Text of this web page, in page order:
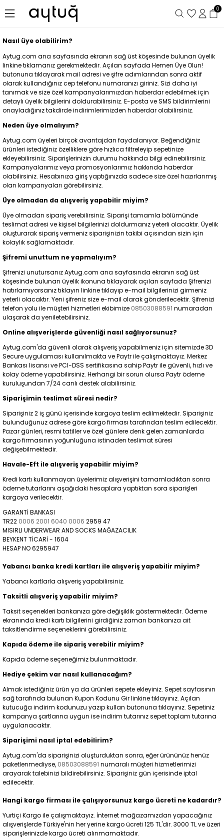
0
Nasıl üye olabilirim?
Aytug.com ana sayfasında ekranın sağ üst köşesinde bulunan üyelik
linkine tıklamanız gerekmektedir. Açılan sayfada Hemen Üye Olun!
butonuna tıklayarak mail adresi ve şifre adımlarından sonra aktif
olarak kullandığınız cep telefonu numaranızı giriniz. Sizi daha iyi
tanımak ve size özel kampanyalarımızdan haberdar edebilmek için
detaylı üyelik bilgilerini doldurabilirsiniz. E-posta ve SMS bildirimlerini
onayladığınız takdirde indirimlerimizden haberdar olabilirsiniz.
Neden üye olmalıyım?
Aytug.com üyeleri birçok avantajdan faydalanıyor. Beğendiğiniz
ürünleri istediğiniz özelliklere göre hızlıca filtreleyip sepetinize
ekleyebilirsiniz. Siparişlerinizin durumu hakkında bilgi edinebilirsiniz.
Kampanyalarımız veya promosyonlarımız hakkında haberdar
olabilirsiniz. Hesabınıza giriş yaptığınızda sadece size özel hazırlanmış
olan kampanyaları görebilirsiniz.
Üye olmadan da alışveriş yapabilir miyim?
Üye olmadan sipariş verebilirsiniz. Siparişi tamamla bölümünde
teslimat adresi ve kişisel bilgilerinizi doldurmanız yeterli olacaktır. Üyelik
oluşturarak sipariş vermeniz siparişinizin takibi açısından sizin için
kolaylık sağlamaktadır.
Şifremi unuttum ne yapmalıyım?
Şifrenizi unutursanız Aytug.com ana sayfasında ekranın sağ üst
köşesinde bulunan üyelik ikonuna tıklayarak açılan sayfada Şifrenizi
hatırlamıyorsanız tıklayın linkine tıklayıp e-mail bilgilerinizi girmeniz
yeterli olacaktır. Yeni şifreniz size e-mail olarak gönderilecektir. Şifrenizi
telefon yolu ile müşteri hizmetleri ekibimize 08503088591 numaradan
ulaşarak da yeniletebilirsiniz.
Online alışverişlerde güvenliği nasıl sağlıyorsunuz?
Aytug.com'da güvenli olarak alışveriş yapabilmeniz için sitemizde 3D
Secure uygulaması kullanılmakta ve Paytr ile çalışmaktayız. Merkez
Bankası lisansı ve PCI-DSS sertifikasına sahip Paytr ile güvenli, hızlı ve
kolay ödeme yapabilirsiniz. Herhangi bir sorun olursa Paytr ödeme
kuruluşundan 7/24 canlı destek alabilirsiniz.
Siparişimin teslimat süresi nedir?
Siparişiniz 2 iş günü içerisinde kargoya teslim edilmektedir. Siparişiniz
bulunduğunuz adrese göre kargo firması tarafından teslim edilecektir.
Pazar günleri, resmi tatiller ve özel günlere denk gelen zamanlarda
kargo firmasının yoğunluğuna istinaden teslimat süresi
değişebilmektedir.
Havale-Eft ile alışveriş yapabilir miyim?
Kredi kartı kullanmayan üyelerimiz alışverişini tamamladıktan sonra
ödeme tutarlarını aşağıdaki hesaplara yaptıktan sora siparişleri
kargoya verilecektir.
GARANTİ BANKASI
TR22 0006 2001 6040 0006 2959 47
MISIRLI UNDERWEAR AND SOCKS MAĞAZACILIK
BEYKENT TİCARİ - 1604
HESAP NO 6295947
Yabancı banka kredi kartları ile alışveriş yapabilir miyim?
Yabancı kartlarla alışveriş yapabilirsiniz.
Taksitli alışveriş yapabilir miyim?
Taksit seçenekleri bankanıza göre değişiklik göstermektedir. Ödeme
ekranında kredi kartı bilgilerini girdiğiniz zaman bankanıza ait
taksitlendirme seçeneklerini görebilirsiniz.
Kapıda ödeme ile sipariş verebilir miyim?
Kapıda ödeme seçeneğimiz bulunmaktadır.
Hediye çekim var nasıl kullanacağım?
Almak istediğiniz ürün ya da ürünleri sepete ekleyiniz. Sepet sayfasının
sağ tarafında bulunan Kupon Kodunu Gir linkine tıklayınız. Açılan
kutucuğa indirim kodunuzu yazıp kullan butonuna tıklayınız. Sepetiniz
kampanya şartlarına uygun ise indirim tutarınız sepet toplam tutarına
uygulanacaktır.
Siparişimi nasıl iptal edebilirim?
Aytug.com'da siparişinizi oluşturduktan sonra, eğer ürününüz henüz
paketlenmediyse, 08503088591 numaralı müşteri hizmetlerimizi
arayarak talebinizi bildirebilirsiniz. Siparişiniz gün içerisinde iptal
edilecektir.
Hangi kargo firması ile çalışıyorsunuz kargo ücreti ne kadardır?
Yurtiçi Kargo ile çalışmaktayız. İnternet mağazamızdan yapacağınız
alışverişlerde Türkiye'nin her yerine kargo ücreti 125 TL'dir. 3000 TL ve üzeri
siparişlerinizde kargo ücreti alınmamaktadır.